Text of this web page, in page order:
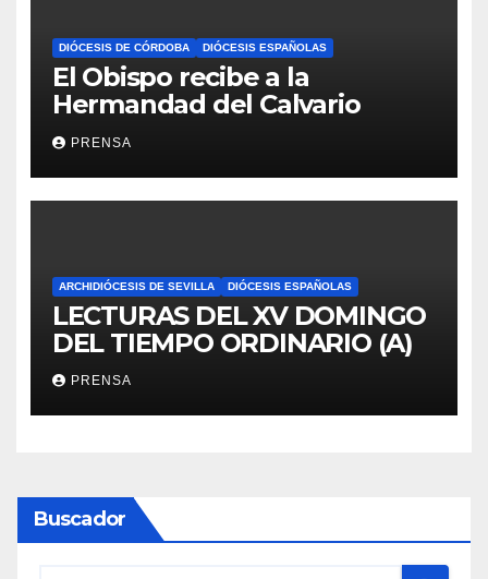
DIÓCESIS DE CÓRDOBA DIÓCESIS ESPAÑOLAS
El Obispo recibe a la
Hermandad del Calvario
PRENSA
ARCHIDIÓCESIS DE SEVILLA DIÓCESIS ESPAÑOLAS
LECTURAS DEL XV DOMINGO
DEL TIEMPO ORDINARIO (A)
PRENSA
Buscador